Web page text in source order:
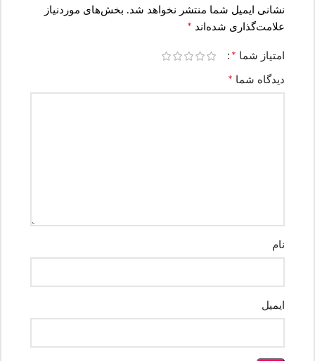
نشانی ایمیل شما منتشر نخواهد شد. بخش‌های موردنیاز
علامت‌گذاری شده‌اند *
امتیاز شما *
دیدگاه شما *
نام
ایمیل